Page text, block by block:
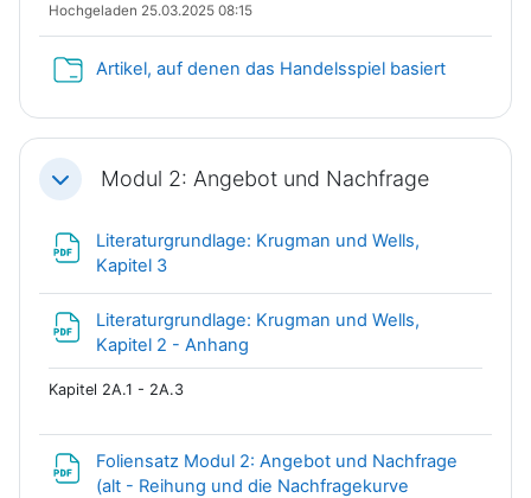
Hochgeladen 25.03.2025 08:15
Artikel, auf denen das Handelsspiel basiert
EinklappenModul 2: Angebot und Nachfrage
Literaturgrundlage: Krugman und Wells,
Kapitel 3
Literaturgrundlage: Krugman und Wells,
Kapitel 2 - Anhang
Kapitel 2A.1 - 2A.3
Foliensatz Modul 2: Angebot und Nachfrage
(alt - Reihung und die Nachfragekurve